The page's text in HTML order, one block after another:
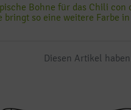
Bohne für das Chili
bringt so eine weitere Farbe
Diesen Artikel